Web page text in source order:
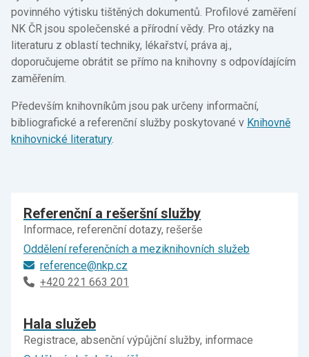
povinného výtisku tištěných dokumentů. Profilové zaměření
NK ČR jsou společenské a přírodní vědy. Pro otázky na
literaturu z oblastí techniky, lékařství, práva aj.,
doporučujeme obrátit se přímo na knihovny s odpovídajícím
zaměřením.
Především knihovníkům jsou pak určeny informační,
bibliografické a referenční služby poskytované v Knihovně
knihovnické literatury.
Referenční a rešeršní služby
Informace, referenční dotazy, rešerše
Oddělení referenčních a meziknihovních služeb
reference@nkp.cz
+420 221 663 201
Hala služeb
Registrace, absenční výpůjční služby, informace